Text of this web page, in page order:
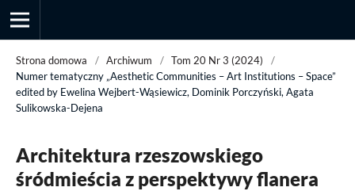
Strona domowa / Archiwum / Tom 20 Nr 3 (2024)
/
Numer tematyczny „Aesthetic Communities – Art Institutions – Space”
edited by Ewelina Wejbert-Wąsiewicz, Dominik Porczyński, Agata
Sulikowska-Dejena
Architektura rzeszowskiego
śródmieścia z perspektywy flanera